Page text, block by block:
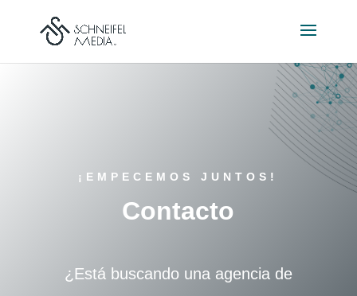
¡EMPECEMOS JUNTOS!
Contacto
¿Está buscando una agencia de